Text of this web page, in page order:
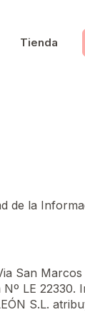
Tienda
de la
San
LE 22330.
S.L.